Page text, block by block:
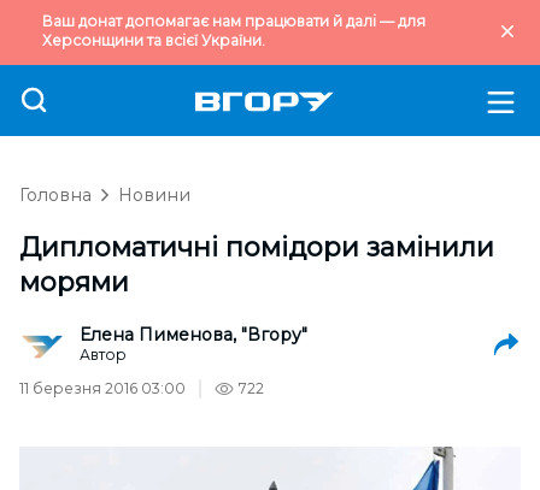
Ваш донат допомагає нам працювати й далі — для
Херсонщини та всієї України.
Головна Новини
Дипломатичні помідори замінили
морями
Елена Пименова, "Вгору"
Автор
11 березня 2016 03:00
722